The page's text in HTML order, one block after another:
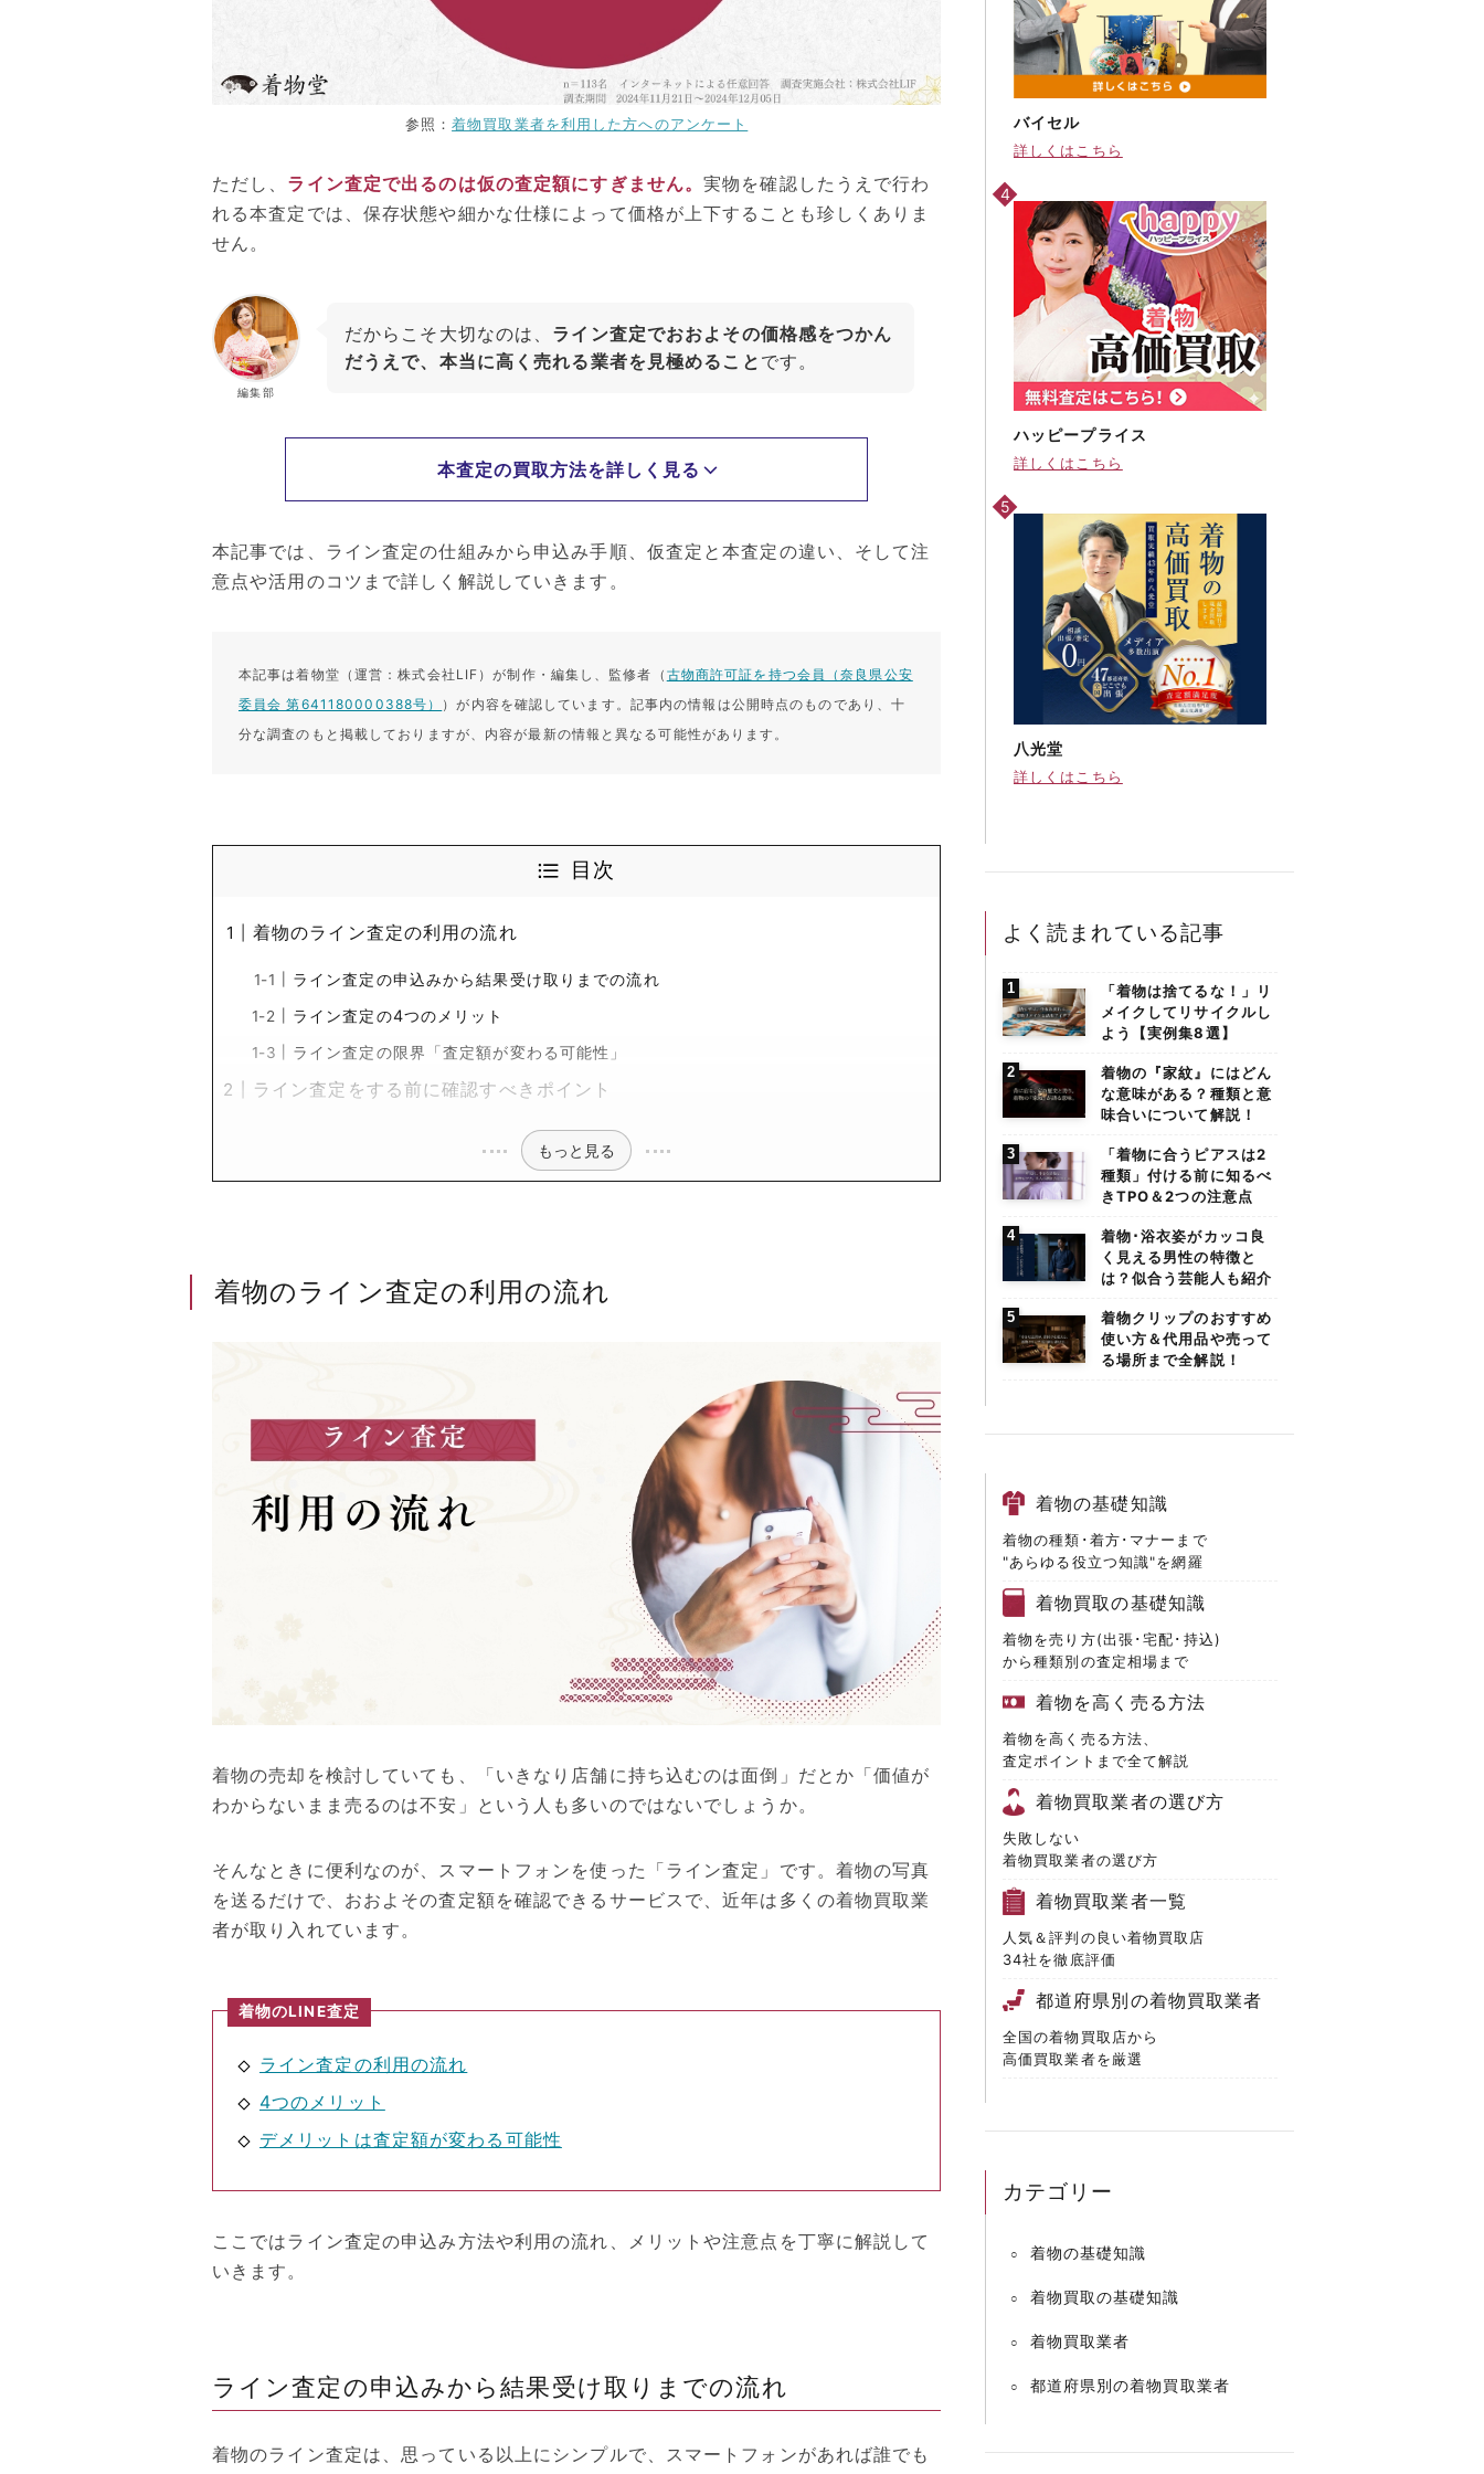
参照：着物買取業者を利用した方へのアンケート
ただし、 ライン査定で出るのは仮の査定額にすぎません。実物を確認したうえで行わ
れる本査定では、保存状態や細かな仕様によって価格が上下することも珍しくありま
せん。
編集部
だからこそ大切なのは、 ライン査定でおおよその価格感をつかん
だうえで、本当に高く売れる業者を見極めること です。
本査定の買取方法を詳しく見る
本記事では、ライン査定の仕組みから申込み手順、仮査定と本査定の違い、そして注
意点や活用のコツまで詳しく解説していきます。
本記事は着物堂（運営：株式会社LIF）が制作・編集し、監修者（ 古物商許可証を持つ会員（奈良県公安
委員会 第641180000388号）
）が内容を確認しています。 記事内の情報は公開時点のものであり、十
分な調査のもと掲載しておりますが、内容が最新の情報と異なる可能性があります。
目次
着物のライン査定の利用の流れ
ライン査定の申込みから結果受け取りまでの流れ
ライン査定の4つのメリット
ライン査定の限界「査定額が変わる可能性」
ライン査定をする前に確認すべきポイント
もっと見る
着物のライン査定の利用の流れ
着物の売却を検討していても、「いきなり店舗に持ち込むのは面倒」だとか「価値が
わからないまま売るのは不安」という人も多いのではないでしょうか。
そんなときに便利なのが、スマートフォンを使った「ライン査定」です。着物の写真
を送るだけで、おおよその査定額を確認できるサービスで、近年は多くの着物買取業
者が取り入れています。
着物のLINE査定
ライン査定の利用の流れ
4つのメリット
デメリットは査定額が変わる可能性
ここではライン査定の申込み方法や利用の流れ、メリットや注意点を丁寧に解説して
いきます。
ライン査定の申込みから結果受け取りまでの流れ
着物のライン査定は、思っている以上にシンプルで、スマートフォンがあれば誰でも
バイセル
詳しくはこちら
ハッピープライス
詳しくはこちら
八光堂
詳しくはこちら
よく読まれている記事
「着物は捨てるな！」リ
メイクしてリサイクルし
よう【実例集8選】
着物の『家紋』にはどん
な意味がある？種類と意
味合いについて解説！
「着物に合うピアスは2
種類」付ける前に知るべ
きTPO＆2つの注意点
着物･浴衣姿がカッコ良
く見える男性の特徴と
は？似合う芸能人も紹介
着物クリップのおすすめ
使い方＆代用品や売って
る場所まで全解説！
着物の基礎知識
着物の種類･着方･マナーまで
"あらゆる役立つ知識"を網羅
着物買取の基礎知識
着物を売り方(出張･宅配･持込)
から種類別の査定相場まで
着物を高く売る方法
着物を高く売る方法、
査定ポイントまで全て解説
着物買取業者の選び方
失敗しない
着物買取業者の選び方
着物買取業者一覧
人気＆評判の良い着物買取店
34社を徹底評価
都道府県別の着物買取業者
全国の着物買取店から
高価買取業者を厳選
カテゴリー
着物の基礎知識
着物買取の基礎知識
着物買取業者
都道府県別の着物買取業者